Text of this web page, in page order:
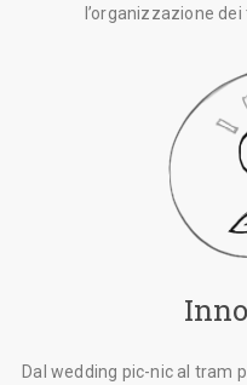
l’organizzazione
Dal wedding pic-nic al tram